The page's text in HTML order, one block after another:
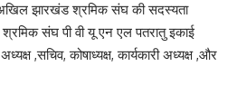
झारखंड श्रमिक संघ की सदस्यता
संघ पी वी यू एन एल पतरातु इकाई
,सचिव, कोषाध्यक्ष, कार्यकारी अध्यक्ष ,और